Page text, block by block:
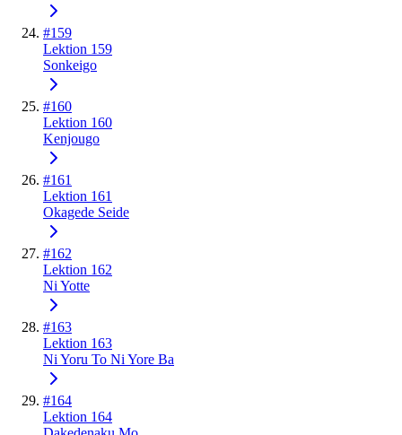
#159
Lektion 159
Sonkeigo
#160
Lektion 160
Kenjougo
#161
Lektion 161
Okagede Seide
#162
Lektion 162
Ni Yotte
#163
Lektion 163
Ni Yoru To Ni Yore Ba
#164
Lektion 164